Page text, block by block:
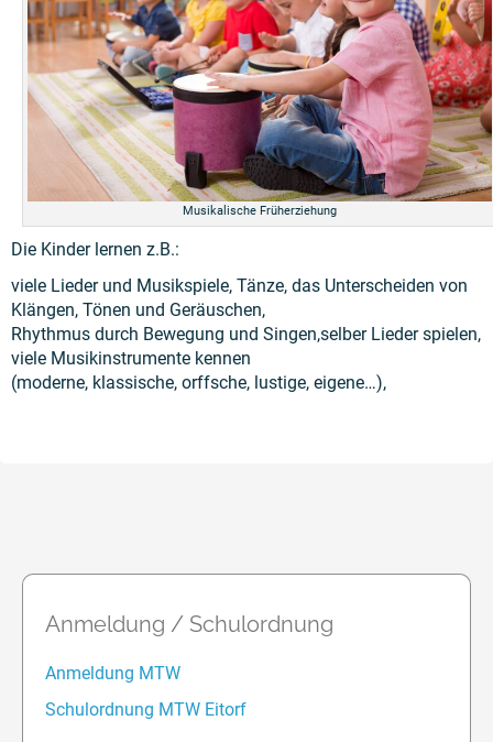
Musikalische Früherziehung
Die Kinder lernen z.B.:
viele Lieder und Musikspiele, Tänze, das Unterscheiden von
Klängen, Tönen und Geräuschen,
Rhythmus durch Bewegung und Singen,selber Lieder spielen,
viele Musikinstrumente kennen
(moderne, klassische, orffsche, lustige, eigene…),
Anmeldung / Schulordnung
Anmeldung MTW
Schulordnung MTW Eitorf